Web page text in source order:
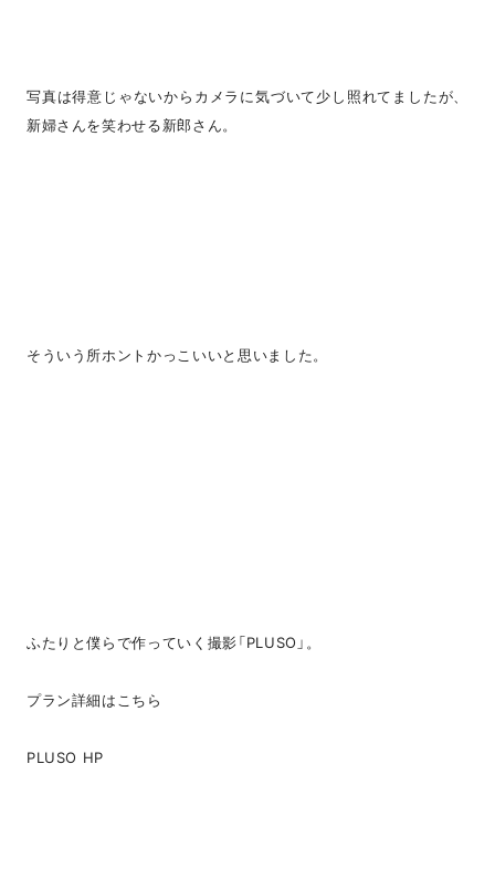
写真は得意じゃないからカメラに気づいて少し照れてましたが、
新婦さんを笑わせる新郎さん。
そういう所ホントかっこいいと思いました。
ふたりと僕らで作っていく撮影「PLUSO」。
プラン詳細はこちら
PLUSO HP